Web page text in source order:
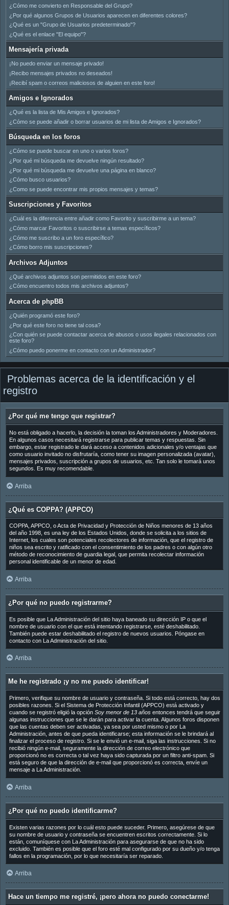
¿Cómo me convierto en Responsable del Grupo?
¿Por qué algunos Grupos de Usuarios aparecen en diferentes colores?
¿Qué es un "Grupo de Usuarios predeterminado"?
¿Qué es el enlace "El equipo"?
Mensajería privada
¡No puedo enviar un mensaje privado!
¡Recibo mensajes privados no deseados!
¡Recibí spam o correos maliciosos de alguien en este foro!
Amigos e Ignorados
¿Qué es la lista de Mis Amigos e Ignorados?
¿Cómo se puede añadir o borrar usuarios de mi lista de Amigos e Ignorados?
Búsqueda en los foros
¿Cómo se puede buscar en uno o varios foros?
¿Por qué mi búsqueda me devuelve ningún resultado?
¿Por qué mi búsqueda me devuelve una página en blanco?
¿Cómo busco usuarios?
¿Como se puede encontrar mis propios mensajes y temas?
Suscripciones y Favoritos
¿Cuál es la diferencia entre añadir como Favorito y suscribirme a un tema?
¿Cómo marcar Favoritos o suscribirse a temas específicos?
¿Cómo me suscribo a un foro específico?
¿Cómo borro mis suscripciones?
Archivos Adjuntos
¿Qué archivos adjuntos son permitidos en este foro?
¿Cómo encuentro todos mis archivos adjuntos?
Acerca de phpBB
¿Quién programó este foro?
¿Por qué este foro no tiene tal cosa?
¿Con quién se puede contactar acerca de abusos o usos ilegales relacionados con
este foro?
¿Cómo puedo ponerme en contacto con un Administrador?
Problemas acerca de la identificación y el
registro
¿Por qué me tengo que registrar?
No está obligado a hacerlo, la decisión la toman los Administradores y Moderadores.
En algunos casos necesitará registrarse para publicar temas y respuestas. Sin
embargo, estar registrado le dará acceso a contenidos adicionales y/o ventajas que
como usuario invitado no disfrutaría, como tener su imagen personalizada (avatar),
mensajes privados, suscripción a grupos de usuarios, etc. Tan solo le tomará unos
segundos. Es muy recomendable.
Arriba
¿Qué es COPPA? (APPCO)
COPPA, APPCO, o Acta de Privacidad y Protección de Niños menores de 13 años
del año 1998, es una ley de los Estados Unidos, donde se solicita a los sitios de
Internet, los cuales son potenciales recolectores de información, que el registro de
niños sea escrito y ratificado con el consentimiento de los padres o con algún otro
método de reconocimiento de guardia legal, que permita recolectar información
personal identificable de un menor de edad.
Arriba
¿Por qué no puedo registrarme?
Es posible que La Administración del sitio haya baneado su dirección IP o que el
nombre de usuario con el que está intentando registrarse, esté deshabilitado.
También puede estar deshabilitado el registro de nuevos usuarios. Póngase en
contacto con La Administración del sitio.
Arriba
Me he registrado ¡y no me puedo identificar!
Primero, verifique su nombre de usuario y contraseña. Si todo está correcto, hay dos
posibles razones. Si el Sistema de Protección Infantil (APPCO) está activado y
cuando se registró eligió la opción Soy menor de 13 añosentonces tendrá que seguir
algunas instrucciones que se le darán para activar la cuenta. Algunos foros disponen
que las cuentas deben ser activadas, ya sea por usted mismo o por La
Administración, antes de que pueda identificarse; esta información se le brindará al
finalizar el proceso de registro. Si se le envió un e-mail, siga las instrucciones. Si no
recibió ningún e-mail, seguramente la dirección de correo electrónico que
proporcionó no es correcta o tal vez haya sido capturada por un filtro anti-spam. Si
está seguro de que la dirección de e-mail que proporcionó es correcta, envíe un
mensaje a La Administración.
Arriba
¿Por qué no puedo identificarme?
Existen varias razones por lo cuál esto puede suceder. Primero, asegúrese de que
su nombre de usuario y contraseña se encuentren escritos correctamente. Si lo
están, comuníquese con La Administración para asegurarse de que no ha sido
excluido. También es posible que el foro esté mal configurado por su dueño y/o tenga
fallos en la programación, por lo que necesitaría ser reparado.
Arriba
Hace un tiempo me registré, ¡pero ahora no puedo conectarme!